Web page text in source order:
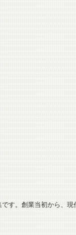
す。創業当初から、